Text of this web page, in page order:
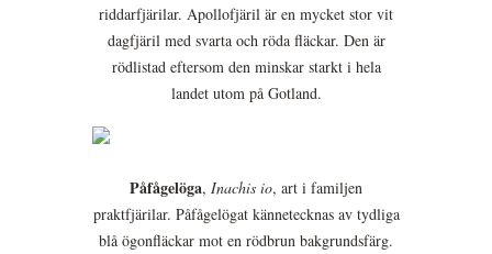
riddarfjärilar. Apollofjäril är en mycket stor vit
dagfjäril med svarta och röda fläckar. Den är
rödlistad eftersom den minskar starkt i hela
landet utom på Gotland.
Påfågelöga, Inachis io, art i familjen
praktfjärilar. Påfågelögat kännetecknas av tydliga
blå ögonfläckar mot en rödbrun bakgrundsfärg.